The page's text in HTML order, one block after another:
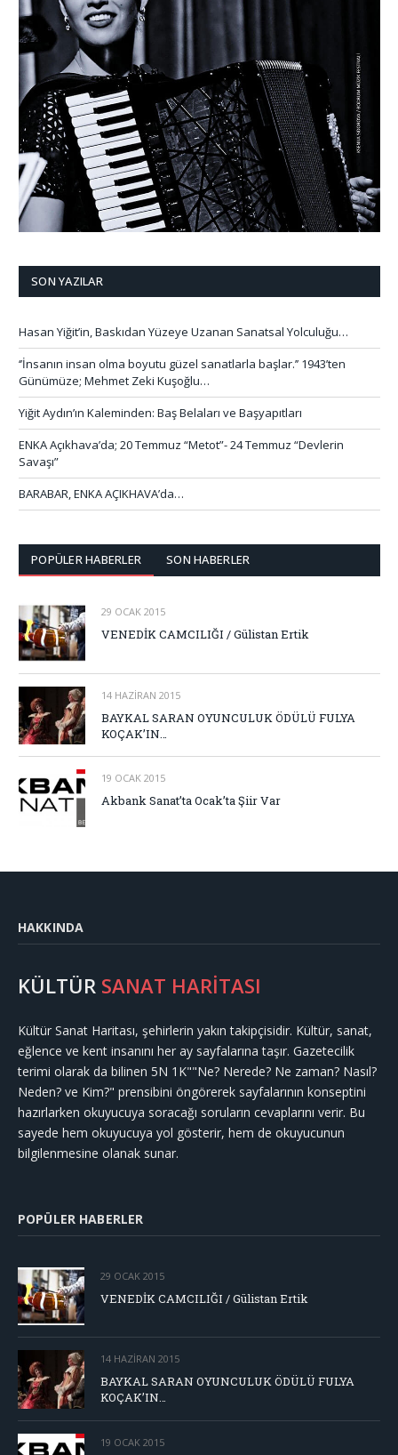
SON YAZILAR
Hasan Yiğit’in, Baskıdan Yüzeye Uzanan Sanatsal Yolculuğu…
‘’İnsanın insan olma boyutu güzel sanatlarla başlar.’’ 1943’ten
Günümüze; Mehmet Zeki Kuşoğlu…
Yiğit Aydın’ın Kaleminden: Baş Belaları ve Başyapıtları
ENKA Açıkhava’da; 20 Temmuz “Metot”- 24 Temmuz “Devlerin
Savaşı”
BARABAR, ENKA AÇIKHAVA’da…
POPÜLER HABERLER SON HABERLER
29 OCAK 2015
VENEDİK CAMCILIĞI / Gülistan Ertik
14 HAZIRAN 2015
BAYKAL SARAN OYUNCULUK ÖDÜLÜ FULYA
KOÇAK’IN…
19 OCAK 2015
Akbank Sanat’ta Ocak’ta Şiir Var
HAKKINDA
KÜLTÜR SANAT HARİTASI
Kültür Sanat Haritası, şehirlerin yakın takipçisidir. Kültür, sanat,
eğlence ve kent insanını her ay sayfalarına taşır. Gazetecilik
terimi olarak da bilinen 5N 1K""Ne? Nerede? Ne zaman? Nasıl?
Neden? ve Kim?" prensibini öngörerek sayfalarının konseptini
hazırlarken okuyucuya soracağı soruların cevaplarını verir. Bu
sayede hem okuyucuya yol gösterir, hem de okuyucunun
bilgilenmesine olanak sunar.
POPÜLER HABERLER
29 OCAK 2015
VENEDİK CAMCILIĞI / Gülistan Ertik
14 HAZIRAN 2015
BAYKAL SARAN OYUNCULUK ÖDÜLÜ FULYA
KOÇAK’IN…
19 OCAK 2015